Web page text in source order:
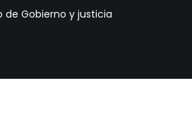
de Gobierno y justicia